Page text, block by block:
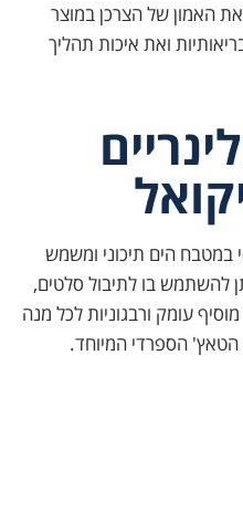
האמון של הצרכן במוצר
ואת איכות תהליך
במטבח הים תיכוני ומשמש
להשתמש בו לתיבול סלטים,
מוסיף עומק ורבגוניות לכל מנה
הספרדי המיוחד.